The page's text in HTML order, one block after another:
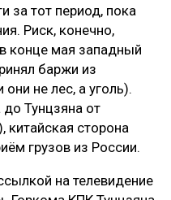
за тот период, пока
Риск, конечно,
конце мая западный
баржи из
не лес, а уголь).
Тунцзяна от
сторона
грузов из России.
на телевидение